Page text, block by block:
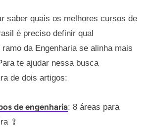
saber quais os melhores cursos de
é preciso definir qual
da Engenharia se alinha mais
te ajudar nessa busca
de dois artigos:
de engenharia: 8 áreas para
⇪